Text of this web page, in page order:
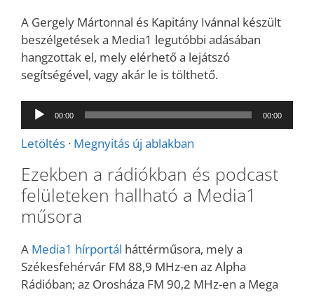
A Gergely Mártonnal és Kapitány Ivánnal készült
beszélgetések a Media1 legutóbbi adásában
hangzottak el, mely elérhető a lejátszó
segítségével, vagy akár le is tölthető.
Audió
lejátszó
00:00 00:00
Letöltés · Megnyitás új ablakban
Ezekben a rádiókban és podcast
felületeken hallható a Media1
műsora
A Media1 hírportál háttérműsora, mely a
Székesfehérvár FM 88,9 MHz-en az Alpha
Rádióban; az Orosháza FM 90,2 MHz-en a Mega